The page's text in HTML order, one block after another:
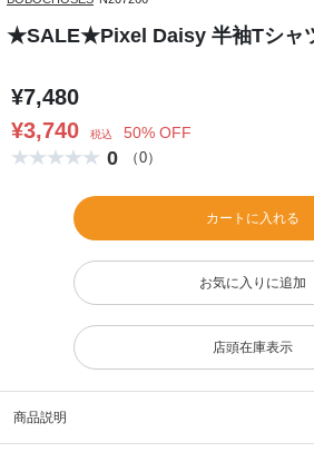
★SALE★Pixel Daisy 半袖Tシャ
¥7,480
¥3,740
税込 50% OFF
0 （0）
カートに入れる
お気に入りに追加
店頭在庫表示
商品説明